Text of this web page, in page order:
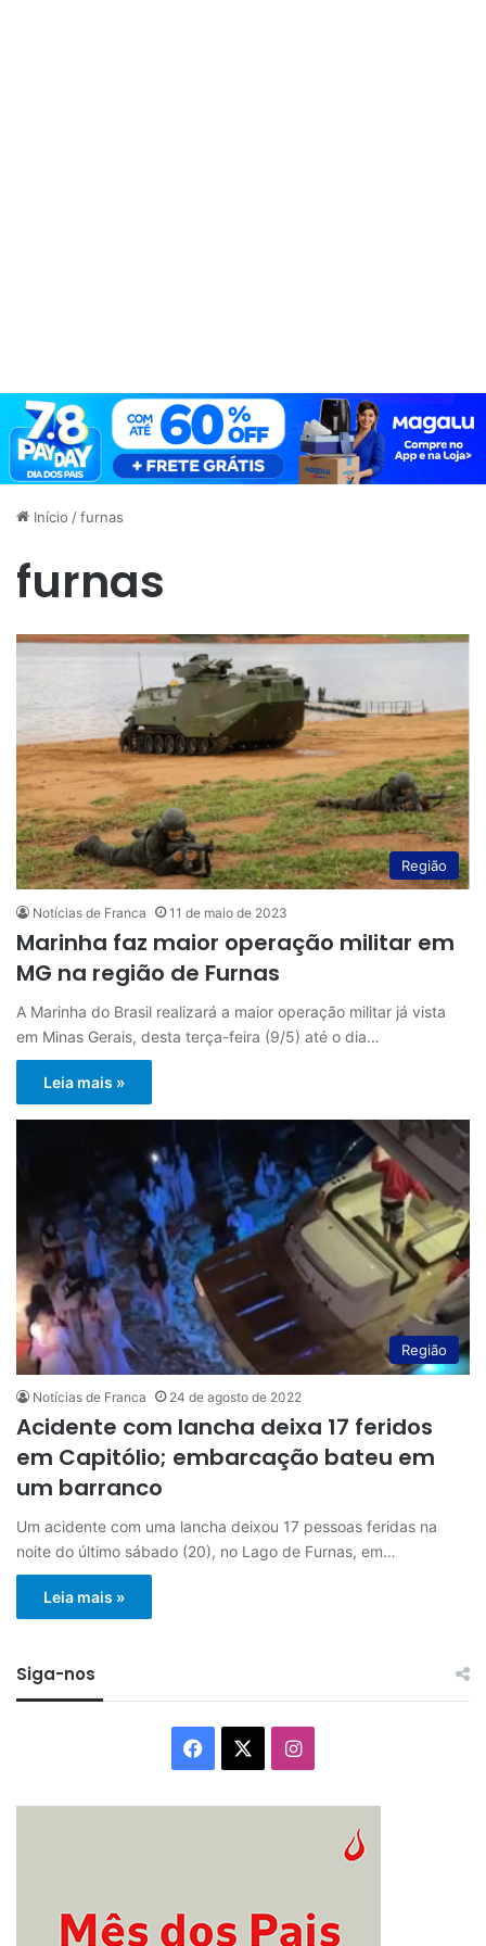
Início /furnas
furnas
Região
Notícias de Franca 11 de maio de 2023
Marinha faz maior operação militar em
MG na região de Furnas
A Marinha do Brasil realizará a maior operação militar já vista
em Minas Gerais, desta terça-feira (9/5) até o dia…
Leia mais »
Região
Notícias de Franca 24 de agosto de 2022
Acidente com lancha deixa 17 feridos
em Capitólio; embarcação bateu em
um barranco
Um acidente com uma lancha deixou 17 pessoas feridas na
noite do último sábado (20), no Lago de Furnas, em…
Leia mais »
Siga-nos
Facebook Instagram